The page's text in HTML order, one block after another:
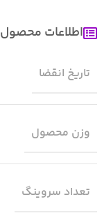
اطلاعات محصول
تاریخ انقضا
وزن محصول
تعداد سروینگ